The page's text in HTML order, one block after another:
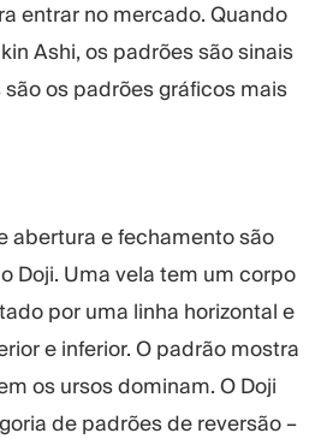
entrar no mercado. Quando
Ashi, os padrões são sinais
os padrões gráficos mais
abertura e fechamento são
Doji. Uma vela tem um corpo
por uma linha horizontal e
e inferior. O padrão mostra
os ursos dominam. O Doji
de padrões de reversão –